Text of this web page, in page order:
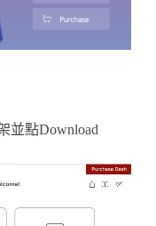
並點Download